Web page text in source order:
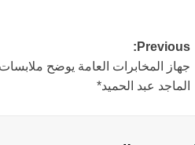
Post
navigation
Previous:
جهاز المخابرات العامة يوضح
الماجد عبد الحميد*